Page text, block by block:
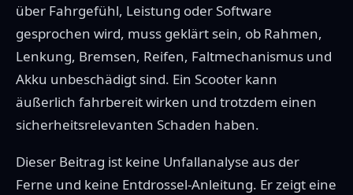
über Fahrgefühl, Leistung oder Software
gesprochen wird, muss geklärt sein, ob Rahmen,
Lenkung, Bremsen, Reifen, Faltmechanismus und
Akku unbeschädigt sind. Ein Scooter kann
äußerlich fahrbereit wirken und trotzdem einen
sicherheitsrelevanten Schaden haben.
Dieser Beitrag ist keine Unfallanalyse aus der
Ferne und keine Entdrossel-Anleitung. Er zeigt eine